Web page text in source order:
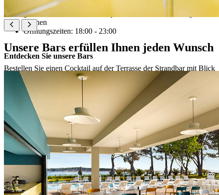
À la carte Restaurant und Wine Bar mit Terrasse
große Auswahl an lokalen Spezialitäten und erstklassigen
Weinen
Öffnungszeiten: 18:00 - 23:00
Unsere Bars erfüllen Ihnen jeden Wunsch
Bestellen Sie einen Cocktail auf der Terrasse der Strandbar mit Blick
auf Rab, erfrischen Sie sich mit einem kühlen Getränk und einem
Snack am Pool oder stillen Sie Ihre Lust auf Süßes mit einem Eis.
Entdecken Sie unsere Bars